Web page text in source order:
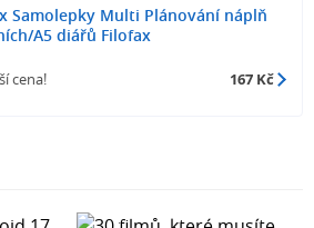
Samolepky Multi Plánování náplň
A5 diářů Filofax
cena! 167 Kč